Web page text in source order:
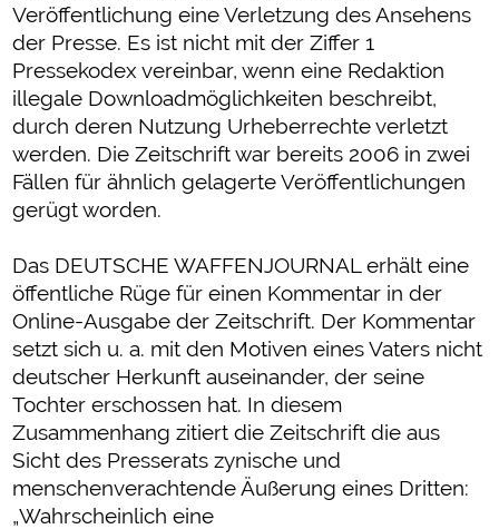
Veröffentlichung eine Verletzung des Ansehens
der Presse. Es ist nicht mit der Ziffer 1
Pressekodex vereinbar, wenn eine Redaktion
illegale Downloadmöglichkeiten beschreibt,
durch deren Nutzung Urheberrechte verletzt
werden. Die Zeitschrift war bereits 2006 in zwei
Fällen für ähnlich gelagerte Veröffentlichungen
gerügt worden.
Das DEUTSCHE WAFFENJOURNAL erhält eine
öffentliche Rüge für einen Kommentar in der
Online-Ausgabe der Zeitschrift. Der Kommentar
setzt sich u. a. mit den Motiven eines Vaters nicht
deutscher Herkunft auseinander, der seine
Tochter erschossen hat. In diesem
Zusammenhang zitiert die Zeitschrift die aus
Sicht des Presserats zynische und
menschenverachtende Äußerung eines Dritten:
„Wahrscheinlich eine